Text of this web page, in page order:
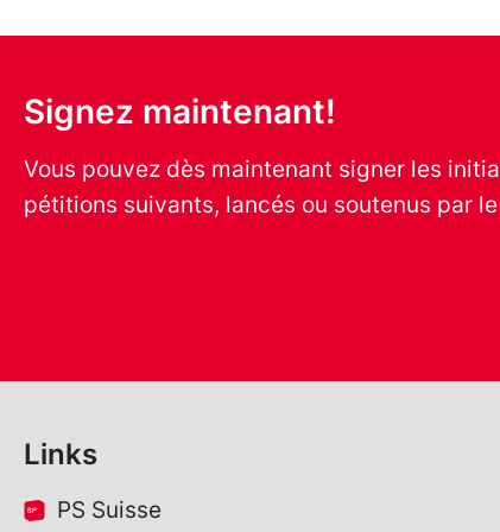
Signez maintenant!
Vous pouvez dès maintenant signer les
pétitions suivants, lancés ou soutenus par le
Links
PS Suisse